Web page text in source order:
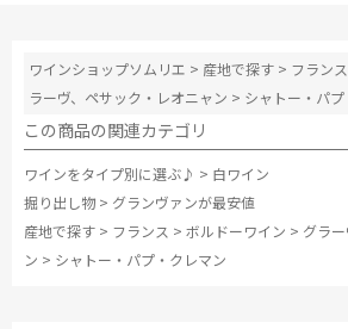
ワインショップソムリエ > 産地で探す > フランス
ラーヴ、ペサック・レオニャン > シャトー・パ
この商品の関連カテゴリ
ワインをタイプ別に選ぶ♪ > 白ワイン
掘り出し物 > グランヴァンが最安値
産地で探す > フランス > ボルドーワイン > グラ
ン > シャトー・パプ・クレマン